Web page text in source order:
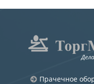
Прачечное